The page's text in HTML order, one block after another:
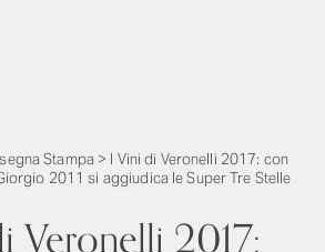
Stampa > I Vini di Veronelli 2017: con
2011 si aggiudica le Super Tre Stelle